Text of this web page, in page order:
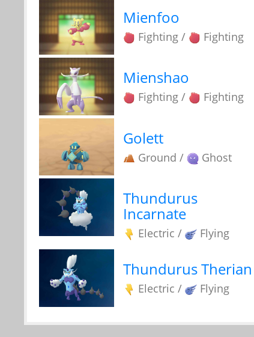
Mienfoo
Fighting / Fighting
Mienshao
Fighting / Fighting
Golett
Ground / Ghost
Thundurus
Incarnate
Electric / Flying
Thundurus Therian
Electric / Flying